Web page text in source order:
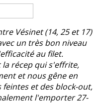
Vésinet (14, 25 et 17)
un très bon niveau
au filet.
la récep qui s'effrite,
et nous gêne en
et des block-out,
l'emporter 27-